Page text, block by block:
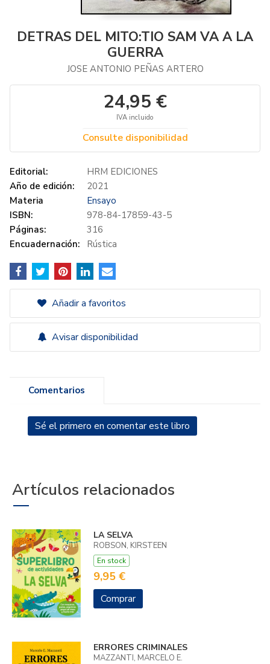
DETRAS DEL MITO:TIO SAM VA A LA
GUERRA
JOSE ANTONIO PEÑAS ARTERO
24,95 €
IVA incluido
Consulte disponibilidad
Editorial:
HRM EDICIONES
Año de edición:
2021
Materia
Ensayo
ISBN:
978-84-17859-43-5
Páginas:
316
Encuadernación:
Rústica
Añadir a favoritos
Avisar disponibilidad
Comentarios
Sé el primero en comentar este libro
Artículos relacionados
LA SELVA
ROBSON, KIRSTEEN
En stock
9,95 €
Comprar
ERRORES CRIMINALES
MAZZANTI, MARCELO E.